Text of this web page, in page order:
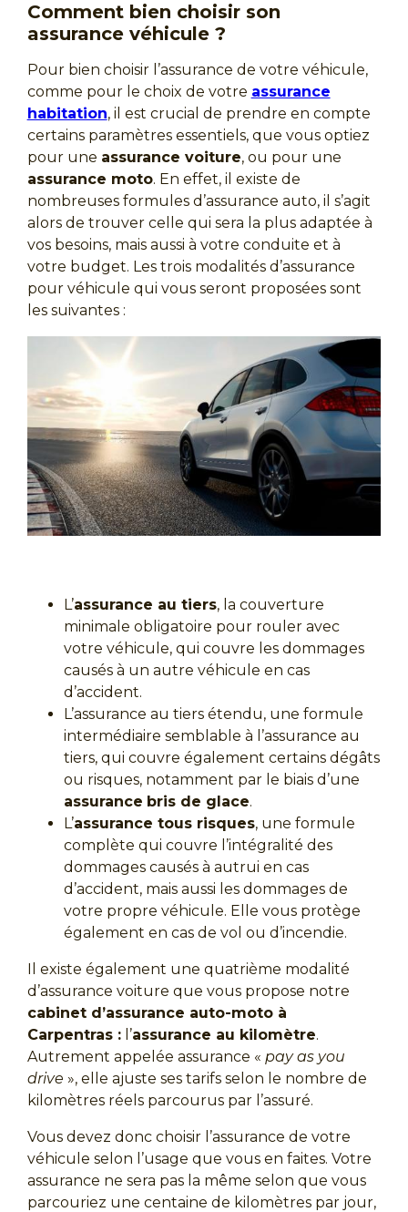
Comment bien choisir son
assurance véhicule ?
Pour bien choisir l’assurance de votre véhicule,
comme pour le choix de votre assurance
habitation, il est crucial de prendre en compte
certains paramètres essentiels, que vous optiez
pour une assurance voiture, ou pour une
assurance moto. En effet, il existe de
nombreuses formules d’assurance auto, il s’agit
alors de trouver celle qui sera la plus adaptée à
vos besoins, mais aussi à votre conduite et à
votre budget. Les trois modalités d’assurance
pour véhicule qui vous seront proposées sont
les suivantes :
L’assurance au tiers, la couverture
minimale obligatoire pour rouler avec
votre véhicule, qui couvre les dommages
causés à un autre véhicule en cas
d’accident.
L’assurance au tiers étendu, une formule
intermédiaire semblable à l’assurance au
tiers, qui couvre également certains dégâts
ou risques, notamment par le biais d’une
assurance bris de glace.
L’assurance tous risques, une formule
complète qui couvre l’intégralité des
dommages causés à autrui en cas
d’accident, mais aussi les dommages de
votre propre véhicule. Elle vous protège
également en cas de vol ou d’incendie.
Il existe également une quatrième modalité
d’assurance voiture que vous propose notre
cabinet d’assurance auto-moto à
Carpentras :l’assurance au kilomètre.
Autrement appelée assurance « pay as you
drive », elle ajuste ses tarifs selon le nombre de
kilomètres réels parcourus par l’assuré.
Vous devez donc choisir l’assurance de votre
véhicule selon l’usage que vous en faites. Votre
assurance ne sera pas la même selon que vous
parcouriez une centaine de kilomètres par jour,